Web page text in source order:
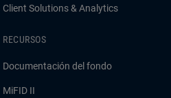
Client Solutions & Analytics
RECURSOS
Documentación del fondo
MiFID II